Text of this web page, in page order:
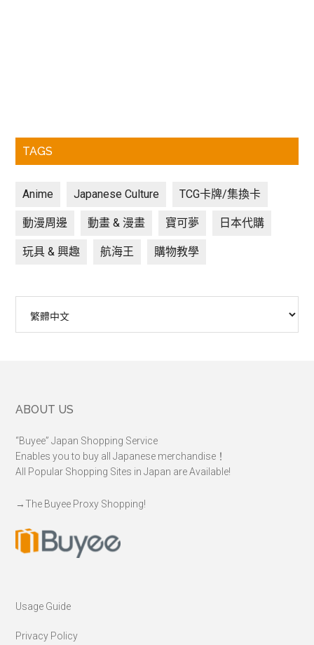
TAGS
Anime Japanese Culture TCG卡牌/集換卡
動漫周邊 動畫 & 漫畫 寶可夢 日本代購
玩具 & 興趣 航海王 購物教學
Footer
ABOUT US
“Buyee” Japan Shopping Service
Enables you to buy all Japanese merchandise！
All Popular Shopping Sites in Japan are Available!
→The Buyee Proxy Shopping!
Usage Guide
Privacy Policy